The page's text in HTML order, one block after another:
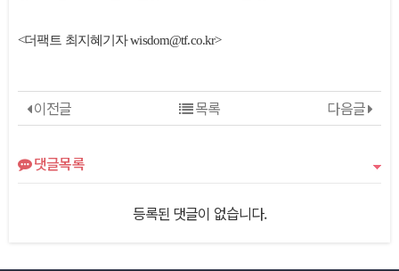
<더팩트 최지혜기자 wisdom@tf.co.kr>
이전글 다음글
목록
댓글목록
등록된 댓글이 없습니다.